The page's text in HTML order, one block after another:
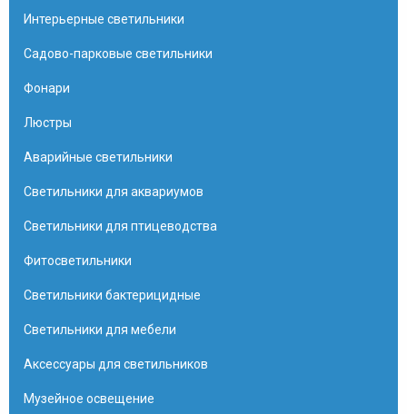
Интерьерные светильники
Садово-парковые светильники
Фонари
Люстры
Аварийные светильники
Светильники для аквариумов
Светильники для птицеводства
Фитосветильники
Светильники бактерицидные
Светильники для мебели
Аксессуары для светильников
Музейное освещение